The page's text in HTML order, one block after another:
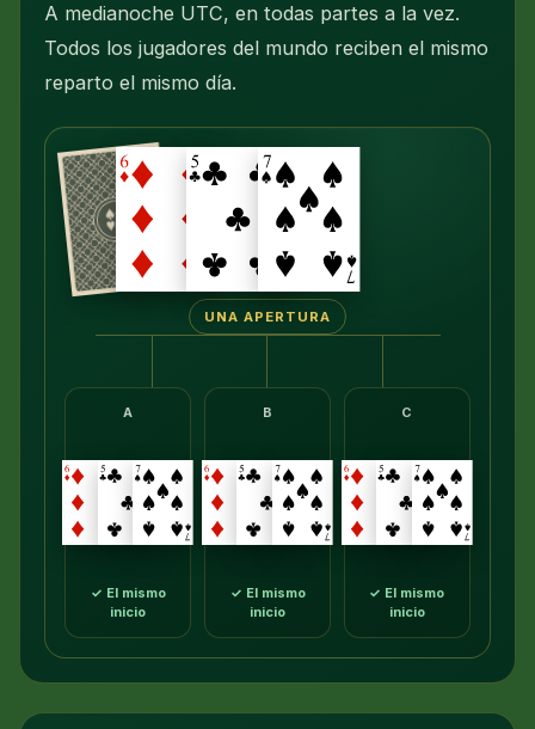
A medianoche UTC, en todas partes a la vez.
Todos los jugadores del mundo reciben el mismo
reparto el mismo día.
UNA APERTURA
A
✓ El mismo
inicio
B
✓ El mismo
inicio
C
✓ El mismo
inicio